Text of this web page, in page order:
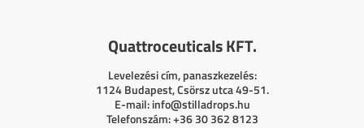
Quattroceuticals KFT.
Levelezési cím, panaszkezelés:
1124 Budapest, Csörsz utca 49-51.
E-mail:info@stilladrops.hu
Telefonszám: +36 30 362 8123